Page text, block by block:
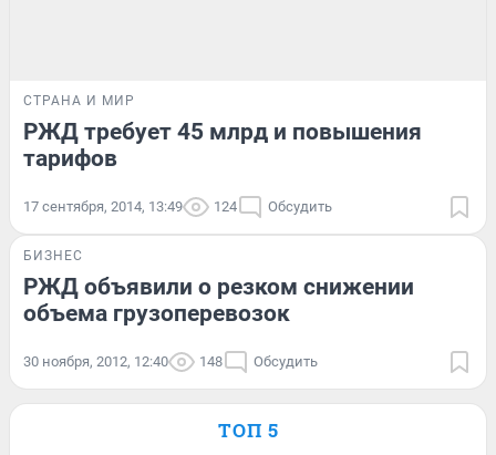
СТРАНА И МИР
РЖД требует 45 млрд и повышения
тарифов
17 сентября, 2014, 13:49 124 Обсудить
БИЗНЕС
РЖД объявили о резком снижении
объема грузоперевозок
30 ноября, 2012, 12:40 148 Обсудить
ТОП 5